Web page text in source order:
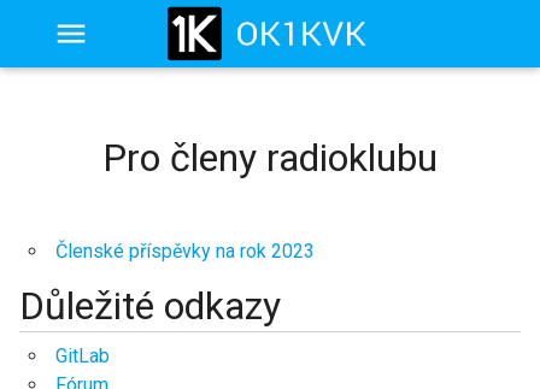
Pro členy radioklubu
Členské příspěvky na rok 2023
Důležité odkazy
GitLab